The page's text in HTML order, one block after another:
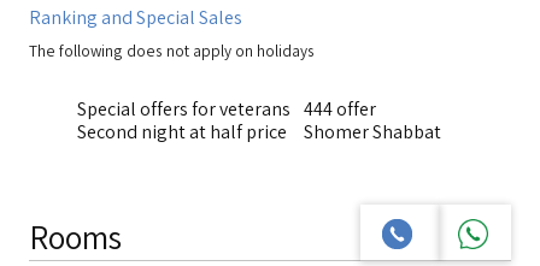
Ranking and Special Sales
The following does not apply on holidays
Special offers for veterans
Second night at half price
444 offer
Shomer Shabbat
Rooms